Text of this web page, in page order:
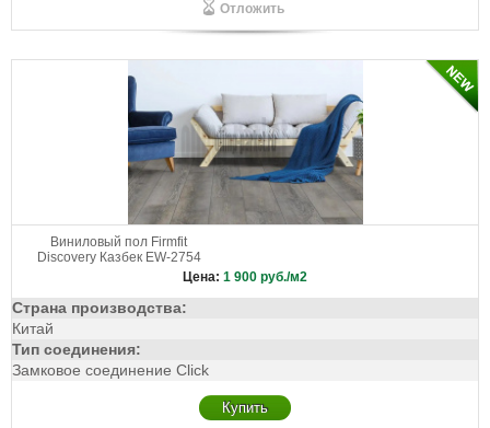
Отложить
Виниловый пол Firmfit
Discovery Казбек EW-2754
Цена: 1 900 руб./м2
Страна производства:
Китай
Тип соединения:
Замковое соединение Click
Купить